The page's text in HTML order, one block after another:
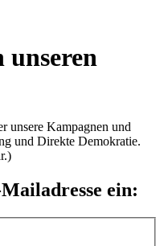
unseren
unsere Kampagnen und
und Direkte Demokratie.
ein: